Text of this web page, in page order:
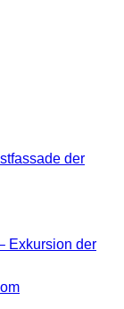
der
Exkursion der